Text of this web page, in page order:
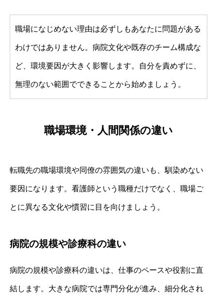
職場になじめない理由は必ずしもあなたに問題がある
わけではありません。病院文化や既存のチーム構成な
ど、環境要因が大きく影響します。自分を責めずに、
無理のない範囲でできることから始めましょう。
職場環境・人間関係の違い
転職先の職場環境や同僚の雰囲気の違いも、馴染めない
要因になります。看護師という職種だけでなく、職場ご
とに異なる文化や慣習に目を向けましょう。
病院の規模や診療科の違い
病院の規模や診療科の違いは、仕事のペースや役割に直
結します。大きな病院では専門分化が進み、細分化され